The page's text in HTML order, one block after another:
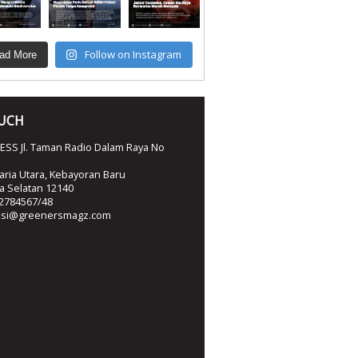
More Follow on Instagram
Jl. Taman Radio Dalam Raya No
Utara, Kebayoran Baru
Selatan 12140
48